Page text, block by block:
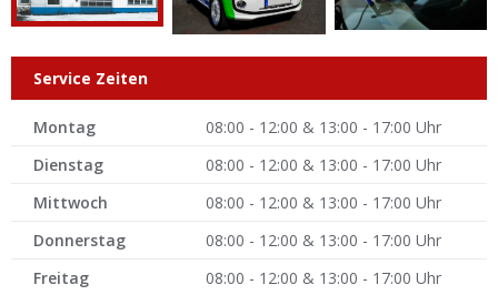
Service Zeiten
Montag
08:00 - 12:00 & 13:00 - 17:00 Uhr
Dienstag
08:00 - 12:00 & 13:00 - 17:00 Uhr
Mittwoch
08:00 - 12:00 & 13:00 - 17:00 Uhr
Donnerstag
08:00 - 12:00 & 13:00 - 17:00 Uhr
Freitag
08:00 - 12:00 & 13:00 - 17:00 Uhr